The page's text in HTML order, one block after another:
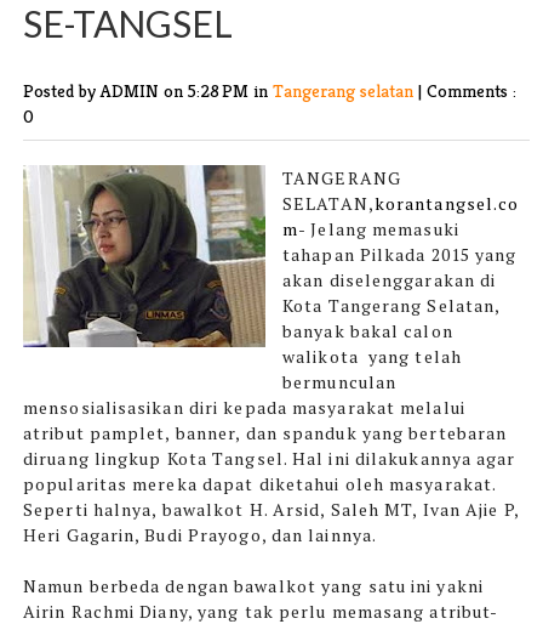
SE-TANGSEL
Posted by ADMIN on 5:28 PM in Tangerang selatan | Comments :
0
TANGERANG
SELATAN,korantangsel.co
m-Jelang memasuki
tahapan Pilkada 2015 yang
akan diselenggarakan di
Kota Tangerang Selatan,
banyak bakal calon
walikota yang telah
bermunculan
mensosialisasikan diri kepada masyarakat melalui
atribut pamplet, banner, dan spanduk yang bertebaran
diruang lingkup Kota Tangsel. Hal ini dilakukannya agar
popularitas mereka dapat diketahui oleh masyarakat.
Seperti halnya, bawalkot H. Arsid, Saleh MT, Ivan Ajie P,
Heri Gagarin, Budi Prayogo, dan lainnya.
Namun berbeda dengan bawalkot yang satu ini yakni
Airin Rachmi Diany, yang tak perlu memasang atribut-